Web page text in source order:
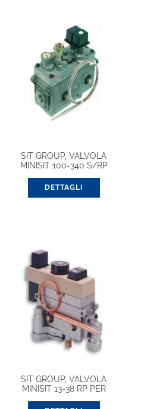
SIT GROUP, VALVOLA
MINISIT 100-340 S/RP
DETTAGLI
SIT GROUP, VALVOLA
MINISIT 13-38 RP PER